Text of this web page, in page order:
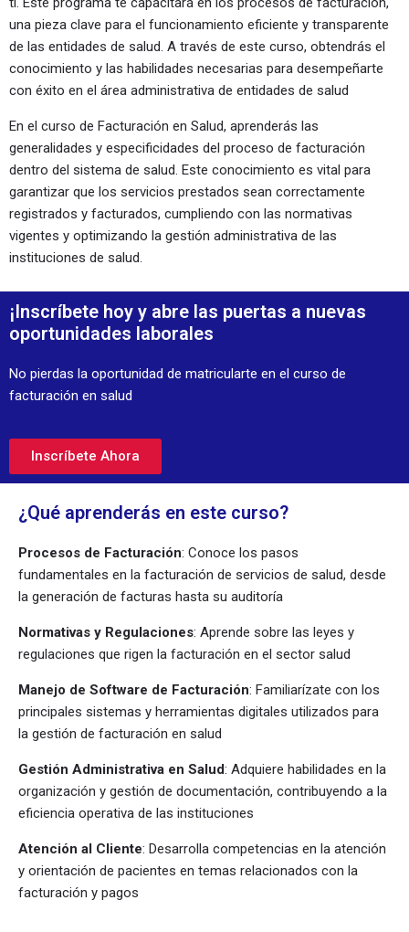
una pieza clave para el funcionamiento eficiente y transparente
de las entidades de salud. A través de este curso, obtendrás el
conocimiento y las habilidades necesarias para desempeñarte
con éxito en el área administrativa de entidades de salud
En el curso de Facturación en Salud, aprenderás las
generalidades y especificidades del proceso de facturación
dentro del sistema de salud. Este conocimiento es vital para
garantizar que los servicios prestados sean correctamente
registrados y facturados, cumpliendo con las normativas
vigentes y optimizando la gestión administrativa de las
instituciones de salud.
¡Inscríbete hoy y abre las puertas a nuevas
oportunidades laborales
No pierdas la oportunidad de matricularte en el curso de
facturación en salud
Inscríbete Ahora
¿Qué aprenderás en este curso?
Procesos de Facturación: Conoce los pasos
fundamentales en la facturación de servicios de salud, desde
la generación de facturas hasta su auditoría
Normativas y Regulaciones: Aprende sobre las leyes y
regulaciones que rigen la facturación en el sector salud
Manejo de Software de Facturación: Familiarízate con los
principales sistemas y herramientas digitales utilizados para
la gestión de facturación en salud
Gestión Administrativa en Salud: Adquiere habilidades en la
organización y gestión de documentación, contribuyendo a la
eficiencia operativa de las instituciones
Atención al Cliente: Desarrolla competencias en la atención
y orientación de pacientes en temas relacionados con la
facturación y pagos